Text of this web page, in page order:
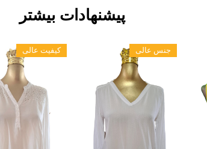
کیفیت عالی جنس عالی
پیشنهادات بیشتر